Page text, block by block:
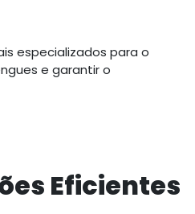
especializados para o
e garantir o
Eficientes